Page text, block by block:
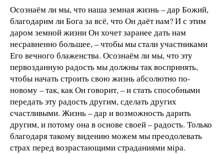
Осознаём ли мы, что наша земная жизнь – дар Божий,
благодарим ли Бога за всё, что Он даёт нам? И с этим
даром земной жизни Он хочет заранее дать нам
несравненно большее, – чтобы мы стали участниками
Его вечного блаженства. Осознаём ли мы, что эту
первозданную радость мы должны так воспринять,
чтобы начать строить свою жизнь абсолютно по-
новому – так, как Он говорит, – и стать способными
передать эту радость другим, сделать других
счастливыми. Жизнь – дар и возможность дарить
другим, и потому она в основе своей – радость. Только
благодаря такому видению можем мы преодолевать
страх перед возрастающими страданиями мiра.